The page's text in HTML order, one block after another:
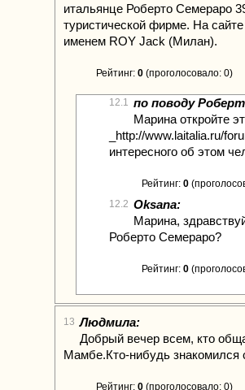
итальянце Роберто Семераро
туристической фирме. На
именем ROY Jack (Милан).
Рейтинг: 0 (проголосовало: 0)
12.1 по поводу
Марина откройте
_http://www.laitalia.ru/
интересного об этом
Рейтинг: 0
12.2 Oksana:
Марина,
Роберто Семераро?
Рейтинг: 0
13 Людмила:
Добрый вечер всем, кто
Мамбе.Кто-нибудь знакомился
Рейтинг: 0 (проголосовало: 0)